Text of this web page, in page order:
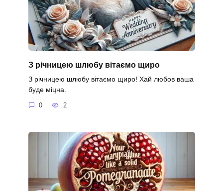
З річницею шлюбу вітаємо щиро
З річницею шлюбу вітаємо щиро! Хай любов ваша
буде міцна.
0 2